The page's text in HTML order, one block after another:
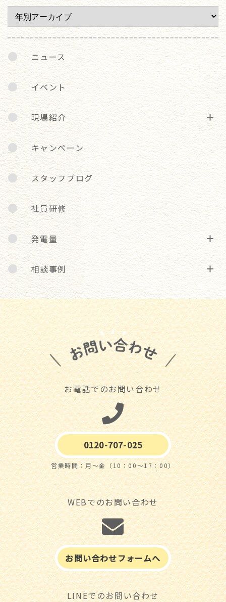
ニュース
イベント
現場紹介
キャンペーン
スタッフブログ
社員研修
発電量
相談事例
お電話でのお問い合わせ
0120-707-025
営業時間：月～金（10：00～17：00）
WEBでのお問い合わせ
お問い合わせフォームへ
LINEでのお問い合わせ